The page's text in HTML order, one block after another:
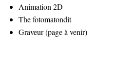
Animation 2D
The fotomatondit
Graveur (page à venir)